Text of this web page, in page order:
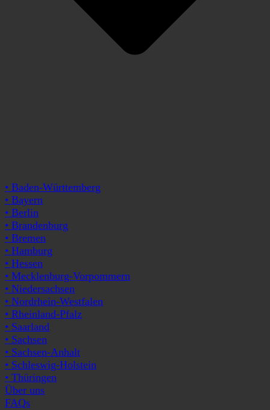
• Baden-Württemberg
• Bayern
• Berlin
• Brandenburg
• Bremen
• Hamburg
• Hessen
• Mecklenburg-Vorpommern
• Niedersachsen
• Nordrhein-Westfalen
• Rheinland-Pfalz
• Saarland
• Sachsen
• Sachsen-Anhalt
• Schleswig-Holstein
• Thüringen
Über uns
FAQs